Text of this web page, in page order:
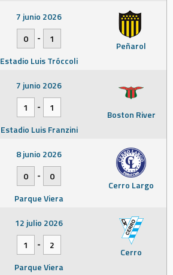
Peñarol
7 junio 2026
0
-
1
Estadio Luis Tróccoli
Boston River
7 junio 2026
1
-
1
Estadio Luis Franzini
Cerro Largo
8 junio 2026
0
-
0
Parque Viera
Cerro
12 julio 2026
1
-
2
Parque Viera